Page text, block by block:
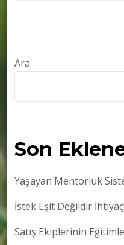
Ara
Son
Yaşayan Mentorluk
İstek Eşit Değildir İhtiyaç!
Satış Ekiplerinin